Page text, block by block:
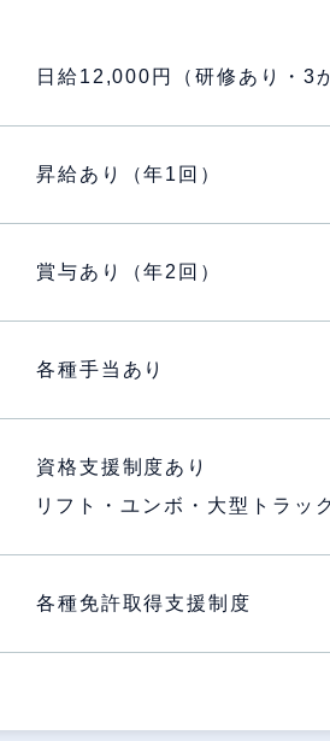
日給12,000円（研修あり・3
昇給あり（年1回）
賞与あり（年2回）
各種手当あり
資格支援制度あり
リフト・ユンボ・大型トラッ
各種免許取得支援制度